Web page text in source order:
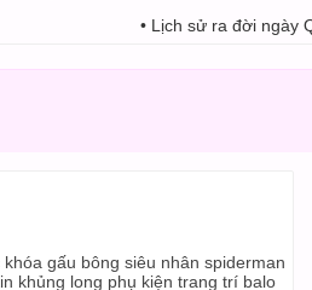
• Lịch sử ra đời ngày